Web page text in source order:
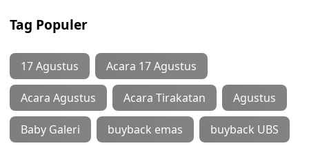
Tag Populer
17 Agustus Acara 17 Agustus
Acara Agustus Acara Tirakatan Agustus
Baby Galeri buyback emas buyback UBS